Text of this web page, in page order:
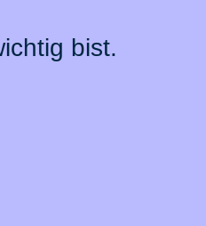
bist.